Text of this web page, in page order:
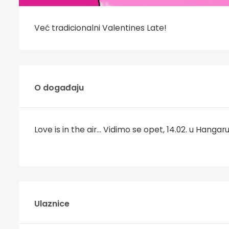
Već tradicionalni Valentines Late!
O događaju
Love is in the air... Vidimo se opet, 14.02. u
Ulaznice